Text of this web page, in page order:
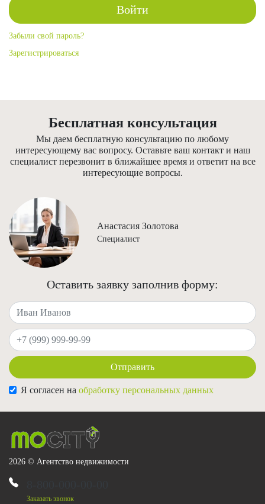
Забыли свой пароль?
Зарегистрироваться
Бесплатная консультация
Мы даем бесплатную консультацию по любому
интересующему вас вопросу. Оставьте ваш контакт и наш
специалист перезвонит в ближайшее время и ответит на все
интересующие вопросы.
Анастасия Золотова
Специалист
Оставить заявку заполнив форму:
Ваше имя
Ваш телефон
Отправить
Я согласен на обработку персональных данных
2026 © Агентство недвижимости
Заказать звонок